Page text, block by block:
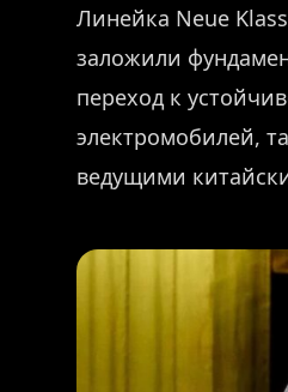
Линейка Neue
заложили
переход к
электромобилей,
ведущими